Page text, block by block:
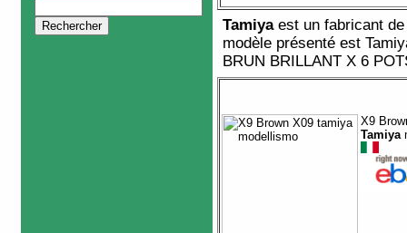
Tamiyaest un fabricant
modèle présenté est
BRUN BRILLANT X 6
X9
Tamiya